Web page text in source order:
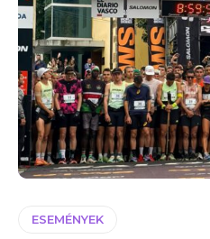
ESEMÉNYEK